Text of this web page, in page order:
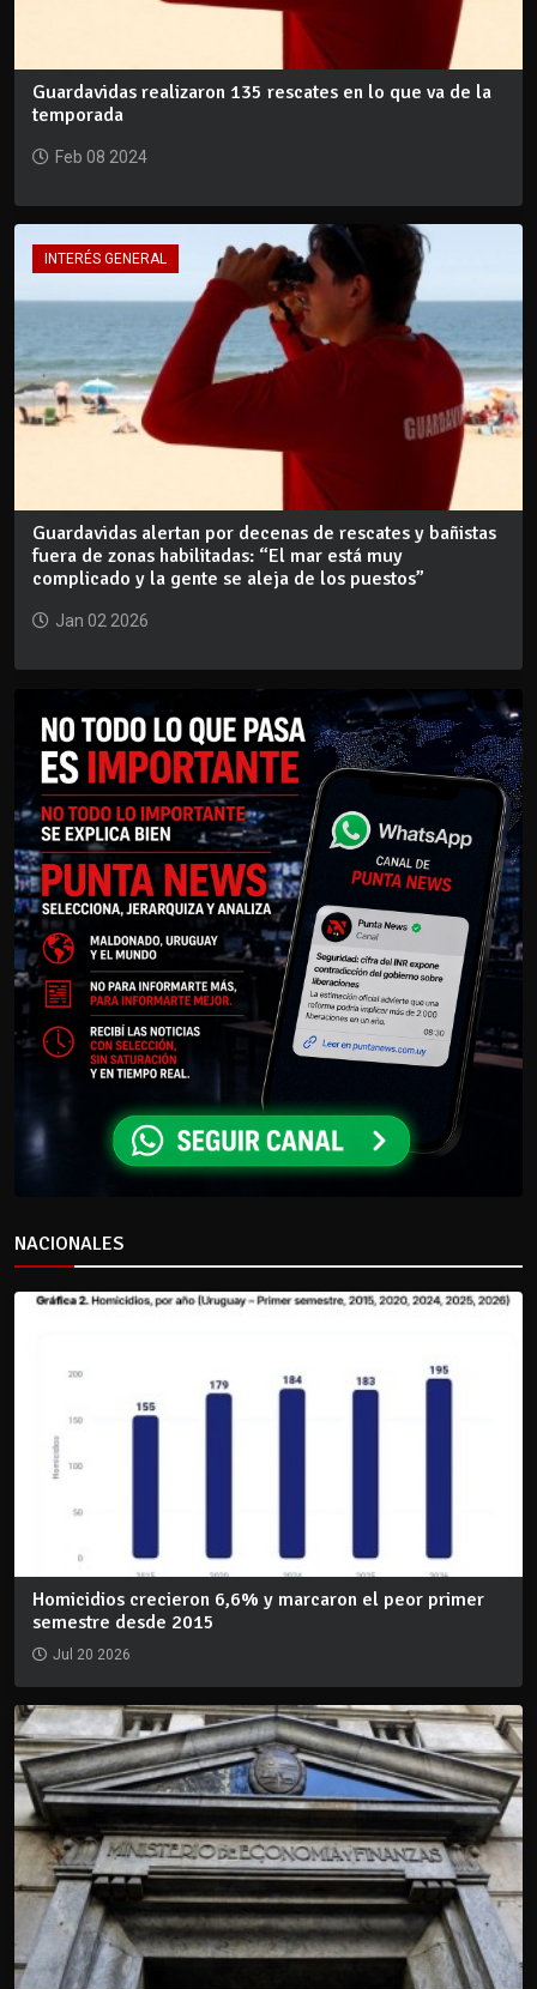
Guardavidas realizaron 135 rescates en lo que va de la
temporada
Feb 08 2024
INTERÉS GENERAL
Guardavidas alertan por decenas de rescates y bañistas
fuera de zonas habilitadas: “El mar está muy
complicado y la gente se aleja de los puestos”
Jan 02 2026
NACIONALES
Homicidios crecieron 6,6% y marcaron el peor primer
semestre desde 2015
Jul 20 2026